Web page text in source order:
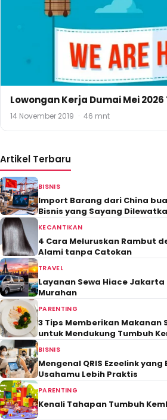
Lowongan Kerja Dumai Mei
14 November 2019 · 46 mnt
Artikel Terbaru
BISNIS
Import Barang dari China
Bisnis yang Sayang
KECANTIKAN
4 Cara Meluruskan Rambut
Alami tanpa Catokan
TRAVEL
Layanan Sewa Hiace
Murahan
PARENTING
3 Tips Memberikan Makanan
untuk Mendukung Tumbuh
BISNIS
Mengenal QRIS Ezeelink
Usahamu Lebih Praktis
PARENTING
Kenali Tahapan Tumbuh